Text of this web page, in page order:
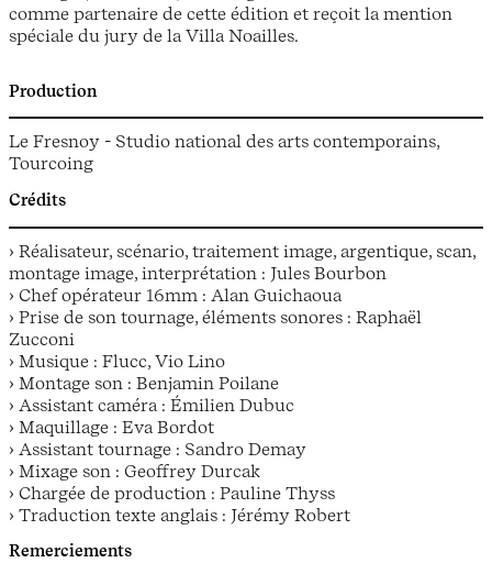
comme partenaire de cette édition et reçoit la mention
spéciale du jury de la Villa Noailles.
Production
Le Fresnoy - Studio national des arts contemporains,
Tourcoing
Crédits
› Réalisateur, scénario, traitement image, argentique, scan,
montage image, interprétation : Jules Bourbon
› Chef opérateur 16mm : Alan Guichaoua
› Prise de son tournage, éléments sonores : Raphaël
Zucconi
› Musique : Flucc, Vio Lino
› Montage son : Benjamin Poilane
› Assistant caméra : Émilien Dubuc
› Maquillage : Eva Bordot
› Assistant tournage : Sandro Demay
› Mixage son : Geoffrey Durcak
› Chargée de production : Pauline Thyss
› Traduction texte anglais : Jérémy Robert
Remerciements